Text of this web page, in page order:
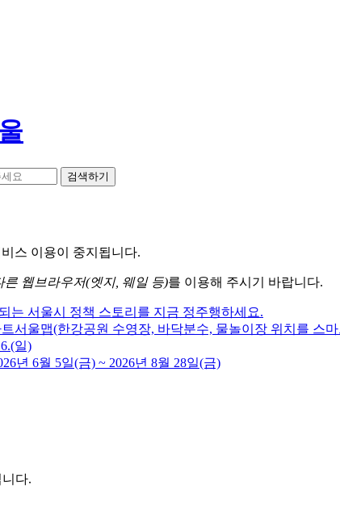
검색하기
스 이용이 중지됩니다.
른 웹브라우저(엣지, 웨일 등)를 이용해 주시기 바랍니다.
다.